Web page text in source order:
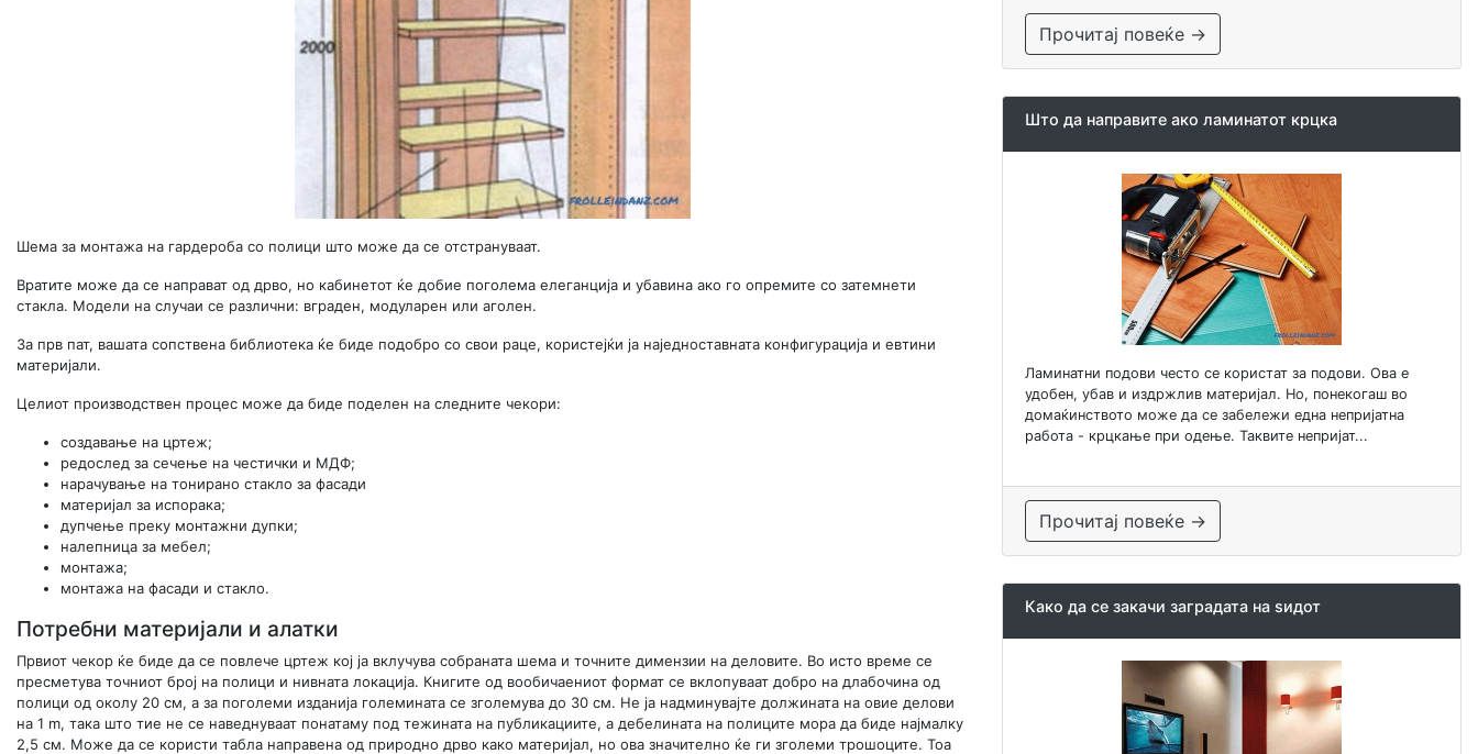
Шема за монтажа на гардероба со полици што може да се отстрануваат.
Вратите може да се направат од дрво, но кабинетот ќе добие поголема елеганција и убавина ако го опремите со затемнети
стакла. Модели на случаи се различни: вграден, модуларен или аголен.
За прв пат, вашата сопствена библиотека ќе биде подобро со свои раце, користејќи ја наједноставната конфигурација и евтини
материјали.
Целиот производствен процес може да биде поделен на следните чекори:
создавање на цртеж;
редослед за сечење на честички и МДФ;
нарачување на тонирано стакло за фасади
материјал за испорака;
дупчење преку монтажни дупки;
налепница за мебел;
монтажа;
монтажа на фасади и стакло.
Потребни материјали и алатки
Првиот чекор ќе биде да се повлече цртеж кој ја вклучува собраната шема и точните димензии на деловите. Во исто време се
пресметува точниот број на полици и нивната локација. Книгите од вообичаениот формат се вклопуваат добро на длабочина од
полици од околу 20 см, а за поголеми изданија големината се зголемува до 30 см. Не ја надминувајте должината на овие делови
на 1 m, така што тие не се наведнуваат понатаму под тежината на публикациите, а дебелината на полиците мора да биде најмалку
2,5 см. Може да се користи табла направена од природно дрво како материјал, но ова значително ќе ги зголеми трошоците. Тоа
Прочитај повеќе →
Што да направите ако ламинатот крцка
Ламинатни подови често се користат за подови. Ова е
удобен, убав и издржлив материјал. Но, понекогаш во
домаќинството може да се забележи една непријатна
работа - крцкање при одење. Таквите непријат...
Прочитај повеќе →
Како да се закачи заградата на ѕидот